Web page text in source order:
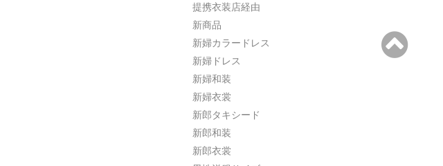
提携衣装店経由
新商品
新婦カラードレス
新婦ドレス
新婦和装
新婦衣裳
新郎タキシード
新郎和装
新郎衣裳